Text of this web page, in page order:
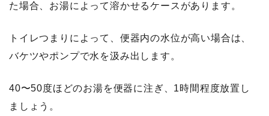
た場合、お湯によって溶かせるケースがあります。
トイレつまりによって、便器内の水位が高い場合は、
バケツやポンプで水を汲み出します。
40〜50度ほどのお湯を便器に注ぎ、1時間程度放置し
ましょう。